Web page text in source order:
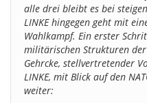
alle drei bleibt es bei
LINKE hingegen geht mit
Wahlkampf. Ein erster
militärischen Strukturen der
Gehrcke, stellvertretender
LINKE, mit Blick auf den
weiter: